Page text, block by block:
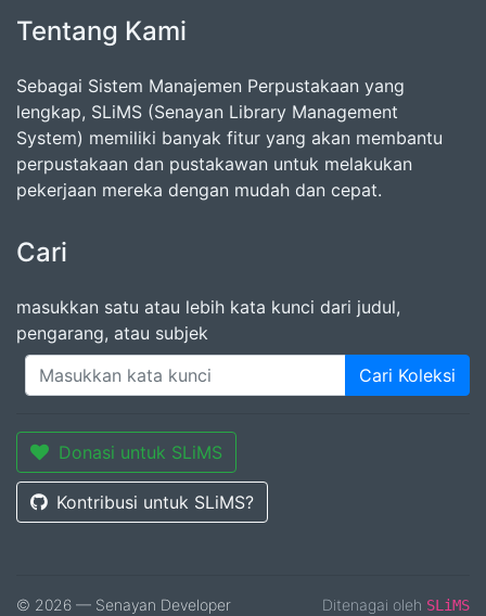
Tentang Kami
Sebagai Sistem Manajemen Perpustakaan yang
lengkap, SLiMS (Senayan Library Management
System) memiliki banyak fitur yang akan membantu
perpustakaan dan pustakawan untuk melakukan
pekerjaan mereka dengan mudah dan cepat.
Cari
masukkan satu atau lebih kata kunci dari judul,
pengarang, atau subjek
Cari Koleksi
Donasi untuk SLiMS
Kontribusi untuk SLiMS?
© 2026 — Senayan Developer
Ditenagai oleh SLiMS